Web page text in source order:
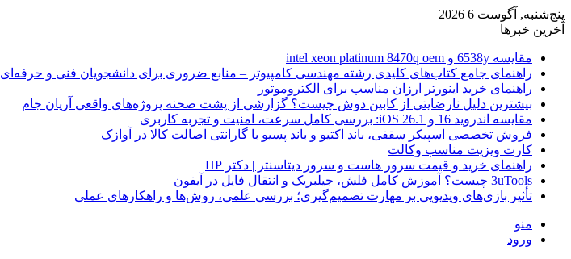
پنج‌شنبه, آگوست 6 2026
آخرین خبرها
مقایسه 6538y و intel xeon platinum 8470q oem
راهنمای جامع کتاب‌های کلیدی رشته مهندسی کامپیوتر – منابع ضروری برای دانشجویان فنی و حرفه‌ای
راهنمای خرید اینورتر ارزان مناسب برای الکتروموتور
بیشترین دلیل نارضایتی از کابین دوش چیست؟ گزارشی از پشت صحنه پروژه‌های واقعی آریان جام
مقایسه اندروید 16 و iOS 26.1: بررسی کامل سرعت، امنیت و تجربه کاربری
فروش تخصصی اسپیکر سقفی، باند اکتیو و باند پسیو با گارانتی اصالت کالا در آوازک
کارت ویزیت مناسب وکالت
راهنمای خرید و قیمت سرور هاست و سرور دیتاسنتر | دکتر HP
3uTools چیست؟ آموزش کامل فلش، جیلبریک و انتقال فایل در آیفون
تأثیر بازی‌های ویدیویی بر مهارت تصمیم‌گیری؛ بررسی علمی، روش‌ها و راهکارهای عملی
منو
ورود